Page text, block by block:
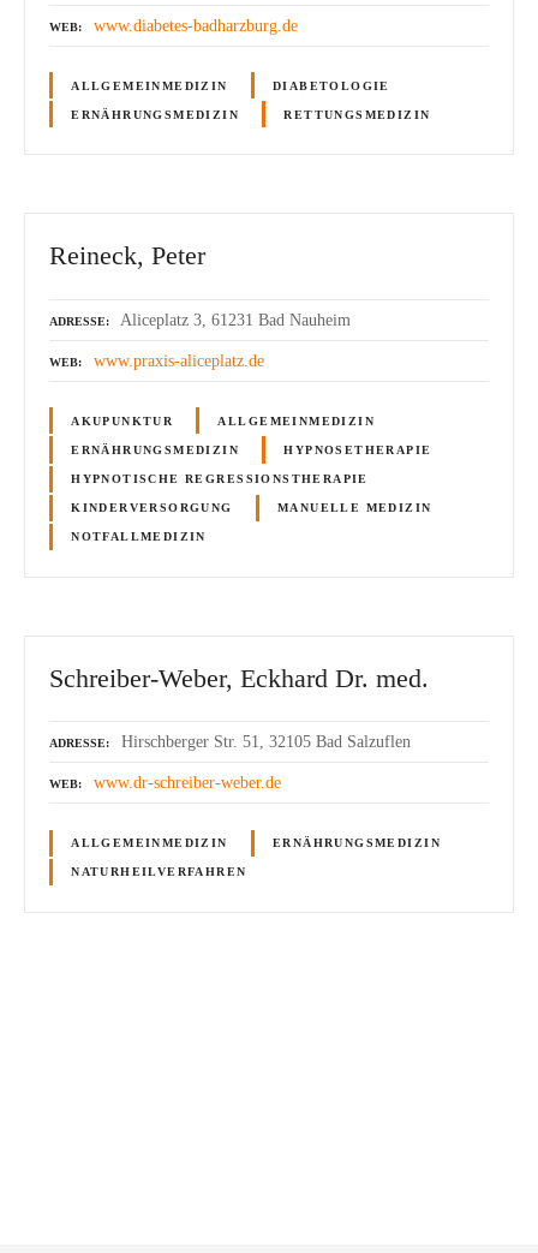
WEB www.diabetes-badharzburg.de
ALLGEMEINMEDIZIN DIABETOLOGIE
ERNÄHRUNGSMEDIZIN RETTUNGSMEDIZIN
Reineck, Peter
ADRESSE Aliceplatz 3, 61231 Bad Nauheim
WEB www.praxis-aliceplatz.de
AKUPUNKTUR ALLGEMEINMEDIZIN
ERNÄHRUNGSMEDIZIN HYPNOSETHERAPIE
HYPNOTISCHE REGRESSIONSTHERAPIE
KINDERVERSORGUNG MANUELLE MEDIZIN
NOTFALLMEDIZIN
Schreiber-Weber, Eckhard Dr. med.
ADRESSE Hirschberger Str. 51, 32105 Bad Salzuflen
WEB www.dr-schreiber-weber.de
ALLGEMEINMEDIZIN ERNÄHRUNGSMEDIZIN
NATURHEILVERFAHREN